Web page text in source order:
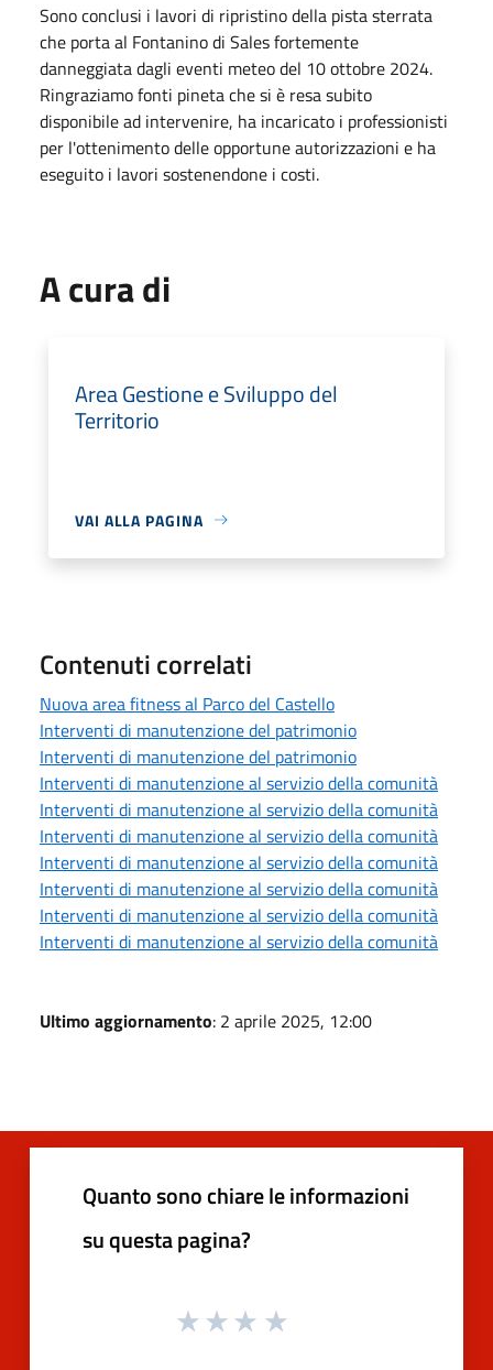
Sono conclusi i lavori di ripristino della pista sterrata
che porta al Fontanino di Sales fortemente
danneggiata dagli eventi meteo del 10 ottobre 2024.
Ringraziamo fonti pineta che si è resa subito
disponibile ad intervenire, ha incaricato i professionisti
per l'ottenimento delle opportune autorizzazioni e ha
eseguito i lavori sostenendone i costi.
A cura di
Area Gestione e Sviluppo del
Territorio
VAI ALLA PAGINA
Contenuti correlati
Nuova area fitness al Parco del Castello
Interventi di manutenzione del patrimonio
Interventi di manutenzione del patrimonio
Interventi di manutenzione al servizio della comunità
Interventi di manutenzione al servizio della comunità
Interventi di manutenzione al servizio della comunità
Interventi di manutenzione al servizio della comunità
Interventi di manutenzione al servizio della comunità
Interventi di manutenzione al servizio della comunità
Interventi di manutenzione al servizio della comunità
Ultimo aggiornamento: 2 aprile 2025, 12:00
Quanto sono chiare le informazioni
su questa pagina?